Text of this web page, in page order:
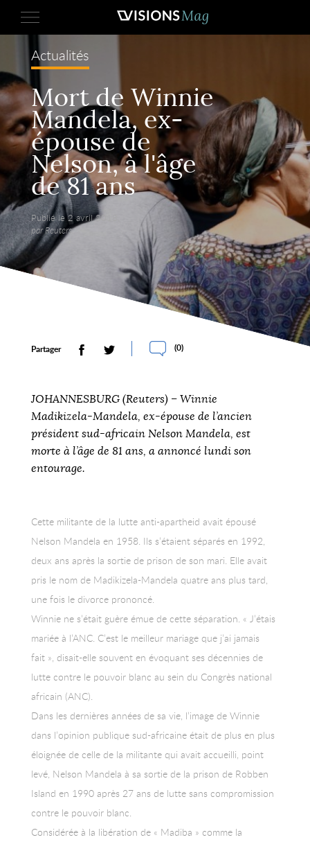
Actualités
Mort de Winnie
Mandela, ex-
épouse de
Nelson, à l'âge
de 81 ans
Publié le 2 avril 2018,
par Reuters.
Partager (0)
JOHANNESBURG (Reuters) – Winnie
Madikizela-Mandela, ex-épouse de l’ancien
président sud-africain Nelson Mandela, est
morte à l’âge de 81 ans, a annoncé lundi son
entourage.
Cette militante de la lutte anti-apartheid avait épousé
Nelson Mandela en 1958. Ils s’étaient séparés en 1992,
deux ans après la sortie de prison de son mari. Elle avait
pris le nom de Madikizela-Mandela quatre ans plus tard,
une fois le divorce prononcé.
Winnie ne s’était guère émue de cette séparation. « J’étais
mariée à l’ANC. C’est le meilleur mariage que j’ai jamais
fait », disait-elle souvent en évoquant ses décennies de
lutte contre le pouvoir blanc au sein du Congrès national
africain (ANC).
Dans les dernières années de sa vie, l’image de Winnie
dans l’opinion publique sud-africaine était de plus en plus
éloignée de celle de la militante qui avait accueilli, point
levé, Nelson Mandela à sa sortie de la prison de Robben
Island en 1990 après 27 ans de lutte sans compromission
contre le pouvoir blanc.
Considérée à la libération de « Madiba » comme la